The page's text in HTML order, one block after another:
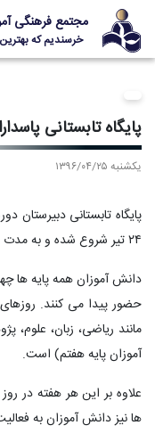
مجتمع فرهنگی
خرسندیم که
ثبت نام
مدارس
جشنواره ها
علامه +
ارتباط با ما
Team 2016-18
پایگاه تابستانی
یکشنبه ۱۳۹۶/۰۴/۲۵
پایگاه تابستانی دبیرستان
۲۴ تیر شروع شده و به مدت ۶ هفته ادامه خواهد داشت.
حضور پیدا می کنند.
مانند ریاضی، زبان،
آموزان پایه هفتم) است.
علاوه بر این هر هفته در
ها نیز دانش آموزان به